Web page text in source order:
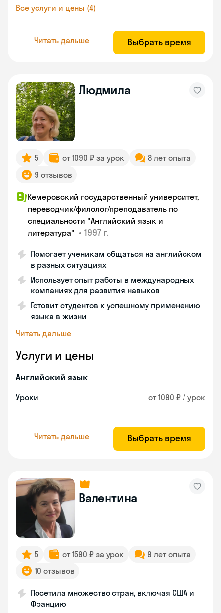
Все услуги и цены (4)
Читать дальше Выбрать время
Людмила
5 от 1090 ₽ за урок
8 лет опыта
9 отзывов
Кемеровский государственный университет,
переводчик/филолог/преподаватель по
специальности "Английский язык и
литература" • 1997 г.
Помогает ученикам общаться на английском
в разных ситуациях
Использует опыт работы в международных
компаниях для развития навыков
Готовит студентов к успешному применению
языка в жизни
Читать дальше
Услуги и цены
Английский язык
Уроки от 1090 ₽ / урок
Читать дальше Выбрать время
Валентина
5 от 1590 ₽ за урок
9 лет опыта
10 отзывов
Посетила множество стран, включая США и
Францию